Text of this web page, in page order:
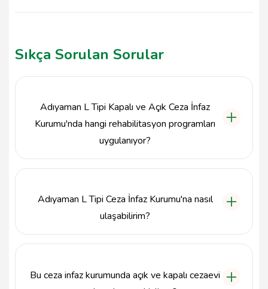
Sıkça Sorulan Sorular
Adıyaman L Tipi Kapalı ve Açık Ceza İnfaz
Kurumu'nda hangi rehabilitasyon programları
uygulanıyor?
programlar arasında mesleki eğitim, psikolojik
destek ve sosyal etkinlikler yer almaktadır.
Adıyaman L Tipi Ceza İnfaz Kurumu'na nasıl
ulaşabilirim?
Mahallesi 122. Sokak No:10 Merkez/Adıyaman
Bu ceza infaz kurumunda açık ve kapalı cezaevi